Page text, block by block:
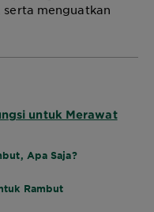
menguatkan
untuk Merawat
Apa Saja?
Rambut